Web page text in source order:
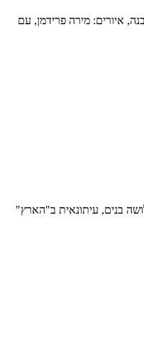
איורים: מירה פרידמן, עם
בנים, עיתונאית ב"הארץ"